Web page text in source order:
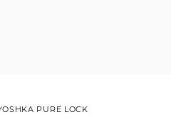
PURE LOCK